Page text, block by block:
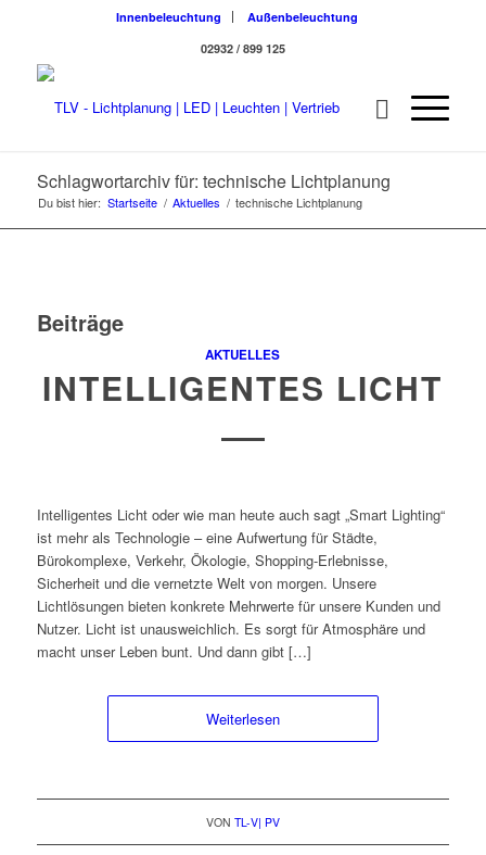
Innenbeleuchtung
Außenbeleuchtung
02932 / 899 125
Schlagwortarchiv für: technische Lichtplanung
Du bist hier: Startseite / Aktuelles / technische Lichtplanung
Beiträge
AKTUELLES
INTELLIGENTES LICHT
Intelligentes Licht oder wie man heute auch sagt „Smart Lighting“
ist mehr als Technologie – eine Aufwertung für Städte,
Bürokomplexe, Verkehr, Ökologie, Shopping-Erlebnisse,
Sicherheit und die vernetzte Welt von morgen. Unsere
Lichtlösungen bieten konkrete Mehrwerte für unsere Kunden und
Nutzer. Licht ist unausweichlich. Es sorgt für Atmosphäre und
macht unser Leben bunt. Und dann gibt […]
Weiterlesen
VON TL-V| PV